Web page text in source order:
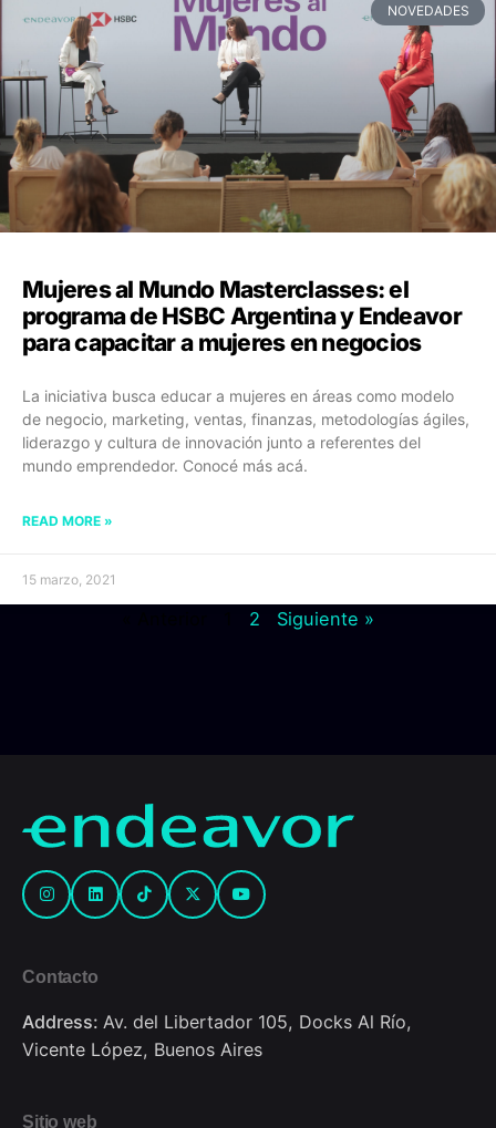
NOVEDADES
Mujeres al Mundo Masterclasses: el
programa de HSBC Argentina y Endeavor
para capacitar a mujeres en negocios
La iniciativa busca educar a mujeres en áreas como modelo
de negocio, marketing, ventas, finanzas, metodologías ágiles,
liderazgo y cultura de innovación junto a referentes del
mundo emprendedor. Conocé más acá.
READ MORE »
15 marzo, 2021
2 Siguiente »
Contacto
Address: Av. del Libertador 105, Docks Al Río,
Vicente López, Buenos Aires
Sitio web